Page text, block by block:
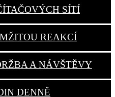
SÍTÍ
REAKCÍ
A NÁVŠTĚVY
DENNĚ